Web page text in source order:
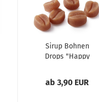
Sirup Bohnen
Drops "Happy
ab 3,90 EUR